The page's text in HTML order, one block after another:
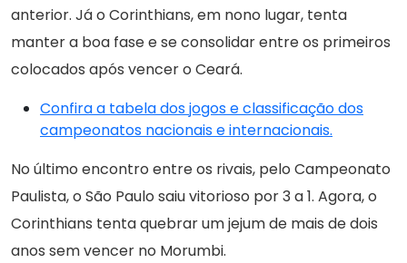
anterior. Já o Corinthians, em nono lugar, tenta
manter a boa fase e se consolidar entre os primeiros
colocados após vencer o Ceará.
Confira a tabela dos jogos e classificação dos
campeonatos nacionais e internacionais.
No último encontro entre os rivais, pelo Campeonato
Paulista, o São Paulo saiu vitorioso por 3 a 1. Agora, o
Corinthians tenta quebrar um jejum de mais de dois
anos sem vencer no Morumbi.